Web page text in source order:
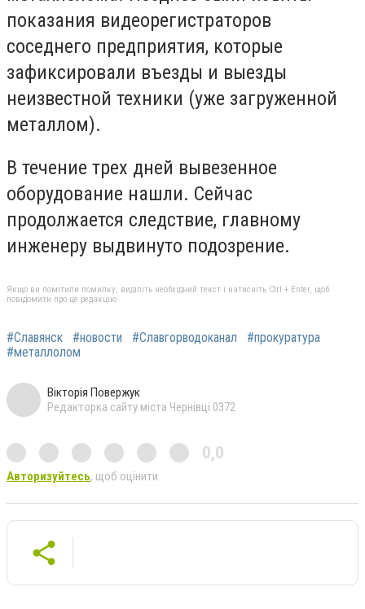
показания видеорегистраторов
соседнего предприятия, которые
зафиксировали въезды и выезды
неизвестной техники (уже загруженной
металлом).
В течение трех дней вывезенное
оборудование нашли. Сейчас
продолжается следствие, главному
инженеру выдвинуто подозрение.
Якщо ви помітили помилку, виділіть необхідний текст і натисніть Ctrl + Enter, щоб
повідомити про це редакцію
#Славянск #новости #Славгорводоканал
#прокуратура
#металлолом
Вікторія Повержук
Редакторка сайту міста Чернівці 0372
0,0
Авторизуйтесь, щоб оцінити